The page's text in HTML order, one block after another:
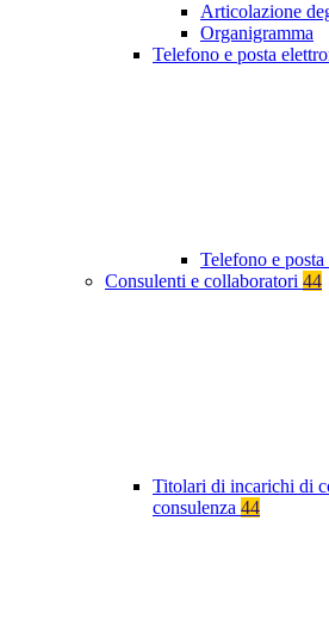
Articolazione
Organigramma
Telefono e posta
Telefono e posta
Consulenti e collaboratori 44
Titolari di incarichi di
consulenza 44